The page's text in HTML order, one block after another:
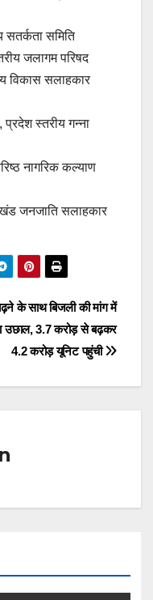
सतर्कता समिति
जलागम परिषद
विकास सलाहकार
स्तरीय गन्ना
नागरिक कल्याण
जनजाति सलाहकार
के साथ बिजली की मांग में
उछाल, 3.7 करोड़ से बढ़कर
4.2 करोड़ यूनिट पहुंची